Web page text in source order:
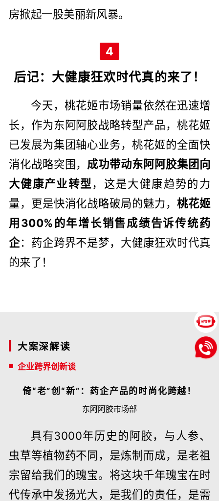
房掀起一股美丽新风暴。
4
后记：大健康狂欢时代真的来了！
今天，桃花姬市场销量依然在迅速增
长，作为东阿阿胶战略转型产品，桃花姬
已发展为集团轴心业务，桃花姬的全面快
消化战略突围， 成功带动东阿阿胶集团向
大健康产业转型 ，这是大健康趋势的力
量，更是快消化战略破局的魅力， 桃花姬
用300%的年增长销售成绩告诉传统药
企：药企跨界不是梦，大健康狂欢时代真
的来了！
大案深解读
企业跨界创新谈
倚“老”创“新”：药企产品的时尚化跨越！
东阿阿胶市场部
具有3000年历史的阿胶，与人参、
虫草等植物药不同，是炼制而成，是老祖
宗留给我们的瑰宝。将这块千年瑰宝在时
代传承中发扬光大，是我们的责任，是需